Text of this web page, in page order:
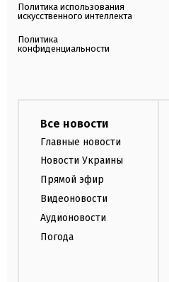
Политика использования
искусственного интеллекта
Политика
конфиденциальности
Все новости
Главные новости
Новости Украины
Прямой эфир
Видеоновости
Аудионовости
Погода